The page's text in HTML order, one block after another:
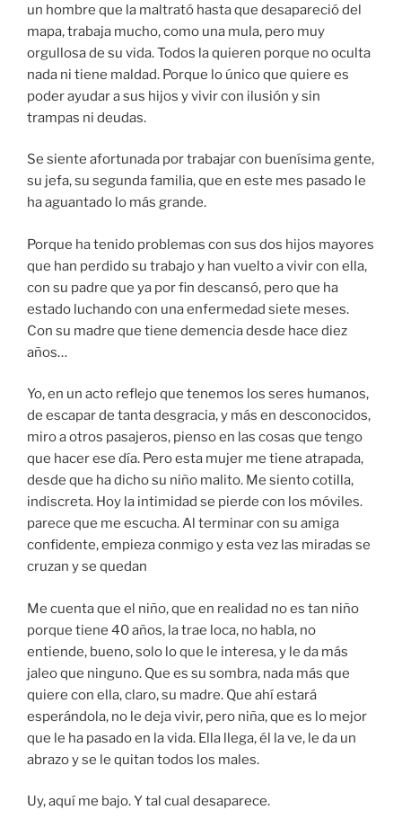
un hombre que la maltrató hasta que desapareció del
mapa, trabaja mucho, como una mula, pero muy
orgullosa de su vida. Todos la quieren porque no oculta
nada ni tiene maldad. Porque lo único que quiere es
poder ayudar a sus hijos y vivir con ilusión y sin
trampas ni deudas.
Se siente afortunada por trabajar con buenísima gente,
su jefa, su segunda familia, que en este mes pasado le
ha aguantado lo más grande.
Porque ha tenido problemas con sus dos hijos mayores
que han perdido su trabajo y han vuelto a vivir con ella,
con su padre que ya por fin descansó, pero que ha
estado luchando con una enfermedad siete meses.
Con su madre que tiene demencia desde hace diez
años…
Yo, en un acto reflejo que tenemos los seres humanos,
de escapar de tanta desgracia, y más en desconocidos,
miro a otros pasajeros, pienso en las cosas que tengo
que hacer ese día. Pero esta mujer me tiene atrapada,
desde que ha dicho su niño malito. Me siento cotilla,
indiscreta. Hoy la intimidad se pierde con los móviles.
parece que me escucha. Al terminar con su amiga
confidente, empieza conmigo y esta vez las miradas se
cruzan y se quedan
Me cuenta que el niño, que en realidad no es tan niño
porque tiene 40 años, la trae loca, no habla, no
entiende, bueno, solo lo que le interesa, y le da más
jaleo que ninguno. Que es su sombra, nada más que
quiere con ella, claro, su madre. Que ahí estará
esperándola, no le deja vivir, pero niña, que es lo mejor
que le ha pasado en la vida. Ella llega, él la ve, le da un
abrazo y se le quitan todos los males.
Uy, aquí me bajo. Y tal cual desaparece.